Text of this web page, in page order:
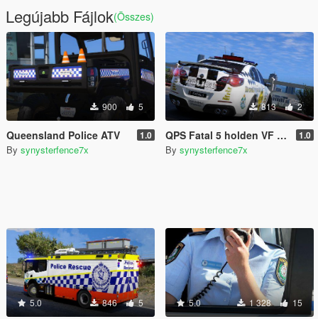
Legújabb Fájlok(Összes)
900 5
Queensland Police ATV 1.0
By synysterfence7x
813 2
QPS Fatal 5 holden VF / HSV Fatal 1 1.0
By synysterfence7x
5.0 846 5 5.0 1 328 15